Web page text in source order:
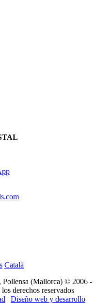
Català
Pollensa (Mallorca) © 2006 -
derechos reservados
| Diseño web y desarrollo